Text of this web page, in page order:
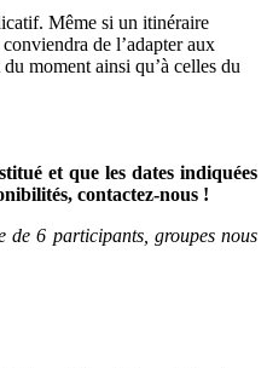
Même si un itinéraire
de l’adapter aux
moment ainsi qu’à celles du
et que les dates indiquées
contactez-nous !
6 participants, groupes nous